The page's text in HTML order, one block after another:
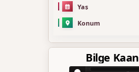
Yaş
Konum
Bilge Kaan